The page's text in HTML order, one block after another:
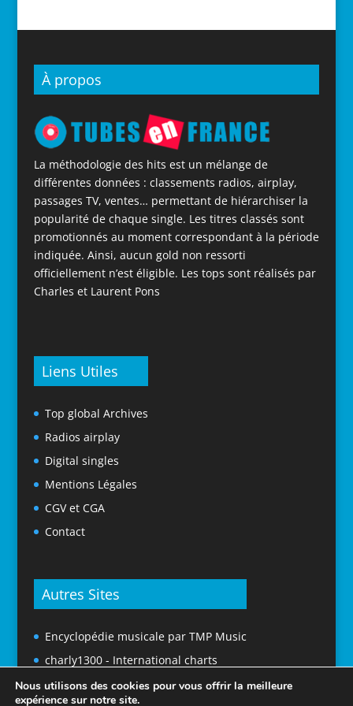
À propos
La méthodologie des hits est un mélange de
différentes données : classements radios, airplay,
passages TV, ventes… permettant de hiérarchiser la
popularité de chaque single. Les titres classés sont
promotionnés au moment correspondant à la période
indiquée. Ainsi, aucun gold non ressorti
officiellement n’est éligible. Les tops sont réalisés par
Charles et Laurent Pons
Liens Utiles
Top global Archives
Radios airplay
Digital singles
Mentions Légales
CGV et CGA
Contact
Autres Sites
Encyclopédie musicale par TMP Music
charly1300 - International charts
Nous utilisons des cookies pour vous offrir la meilleure
expérience sur notre site.